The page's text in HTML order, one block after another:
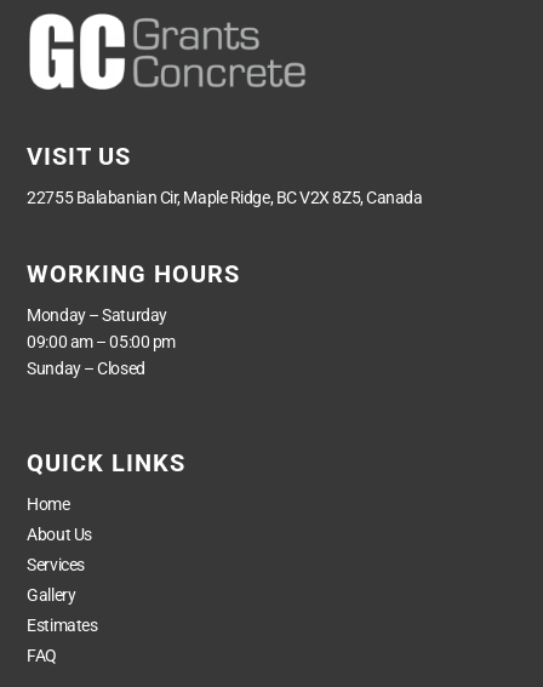
VISIT US
22755 Balabanian Cir, Maple Ridge, BC V2X 8Z5, Canada
WORKING HOURS
Monday – Saturday
09:00 am – 05:00 pm
Sunday – Closed
QUICK LINKS
Home
About Us
Services
Gallery
Estimates
FAQ